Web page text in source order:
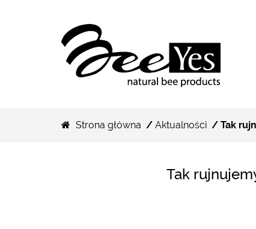
Strona główna / Aktualności/ Tak
Tak